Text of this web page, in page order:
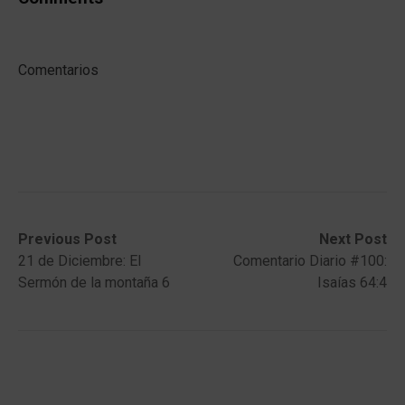
Comentarios
Post
navigation
Previous Post
Previous
post:21 de Diciembre: El
Sermón de la montaña 6
Next Post
Next
post:
Comentario Diario #100:
Isaías 64:4